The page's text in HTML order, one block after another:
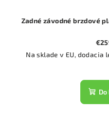
Zadné závodné brzdové
Na sklade v EU,